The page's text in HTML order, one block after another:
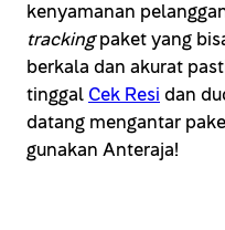
kenyamanan
trackingpaket yang
berkala dan akurat
tinggal Cek Resi dan
datang mengantar
gunakan Anteraja!